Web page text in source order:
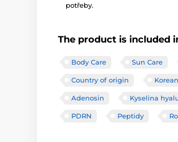
potřeby.
The product is included
Body Care Sun Care
Country of origin
Adenosin Kyselina
PDRN Peptidy